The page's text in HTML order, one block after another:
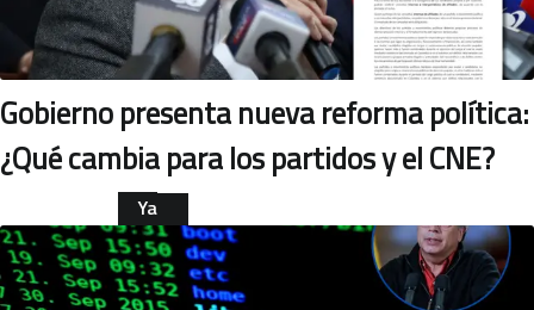
POLÍTICA
Ya
leíste
esta
nota
Gobierno presenta nueva reforma política:
¿Qué cambia para los partidos y el CNE?